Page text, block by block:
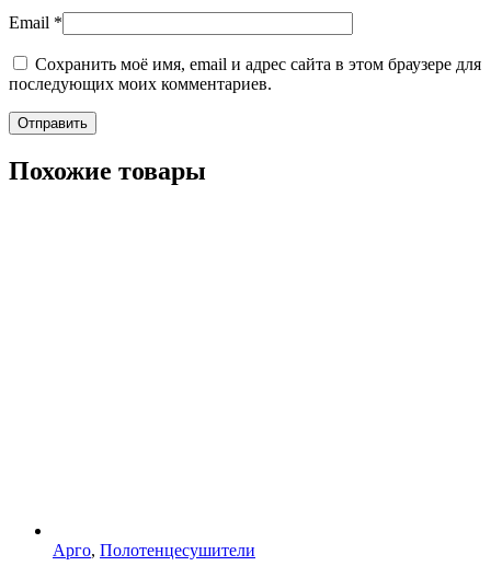
Email *
Сохранить моё имя, email и адрес сайта в этом браузере для
последующих моих комментариев.
Похожие товары
Арго, Полотенцесушители